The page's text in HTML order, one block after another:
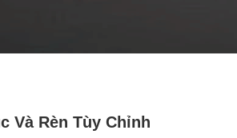
Và Rèn Tùy Chỉnh